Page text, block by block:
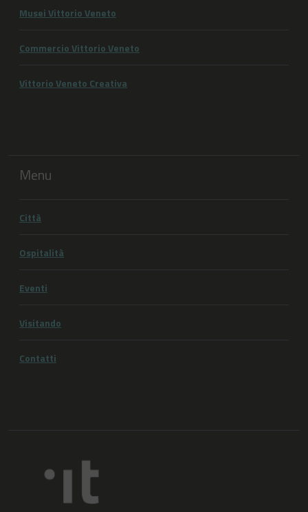
Musei Vittorio Veneto
Commercio Vittorio Veneto
Vittorio Veneto Creativa
Menu
Città
Ospitalità
Eventi
Visitando
Contatti